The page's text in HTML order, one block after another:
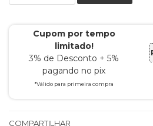
Cupom por tempo
limitado!
3% de Desconto + 5%
pagando no pix
*Válido para primeira compra
COMPARTILHAR